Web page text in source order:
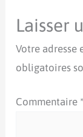
Laisser
Votre adresse
obligatoires
Commentaire *